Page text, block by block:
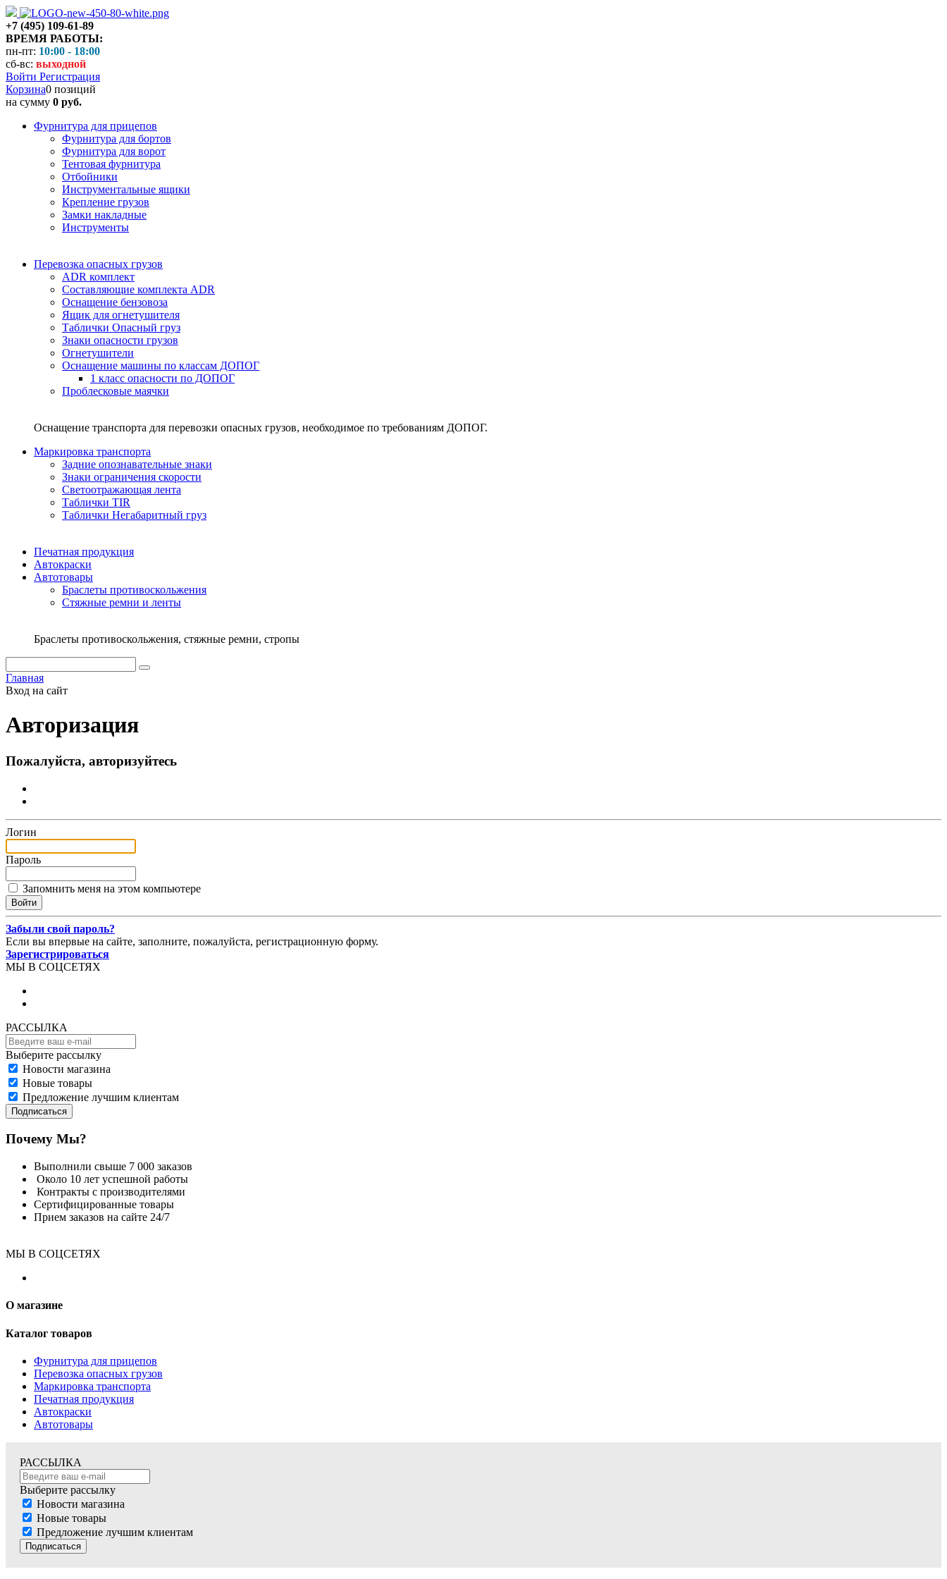
+7 (495) 109-61-89
ВРЕМЯ РАБОТЫ:
пн-пт: 10:00 - 18:00
сб-вс: выходной
Войти Регистрация
Корзина0 позиций
на сумму 0 руб.
Фурнитура для прицепов
Фурнитура для бортов
Фурнитура для ворот
Тентовая фурнитура
Отбойники
Инструментальные ящики
Крепление грузов
Замки накладные
Инструменты
Перевозка опасных грузов
ADR комплект
Составляющие комплекта ADR
Оснащение бензовоза
Ящик для огнетушителя
Таблички Опасный груз
Знаки опасности грузов
Огнетушители
Оснащение машины по классам ДОПОГ
1 класс опасности по ДОПОГ
Проблесковые маячки
Оснащение транспорта для перевозки опасных грузов, необходимое по требованиям ДОПОГ.
Маркировка транспорта
Задние опознавательные знаки
Знаки ограничения скорости
Светоотражающая лента
Таблички TIR
Таблички Негабаритный груз
Печатная продукция
Автокраски
Автотовары
Браслеты противоскольжения
Стяжныe ремни и ленты
Браслеты противоскольжения, стяжные ремни, стропы
Главная
Вход на сайт
Авторизация
Пожалуйста, авторизуйтесь
Логин
Пароль
Запомнить меня на этом компьютере
Забыли свой пароль?
Если вы впервые на сайте, заполните, пожалуйста, регистрационную форму.
Зарегистрироваться
МЫ В СОЦСЕТЯХ
РАССЫЛКА
Выберите рассылку
Новости магазина
Новые товары
Предложение лучшим клиентам
Подписаться
Почему Мы?
Выполнили свыше 7 000 заказов
Около 10 лет успешной работы
Контракты с производителями
Сертифицированные товары
Прием заказов на сайте 24/7
МЫ В СОЦСЕТЯХ
О магазине
Каталог товаров
Фурнитура для прицепов
Перевозка опасных грузов
Маркировка транспорта
Печатная продукция
Автокраски
Автотовары
РАССЫЛКА
Выберите рассылку
Новости магазина
Новые товары
Предложение лучшим клиентам
Подписаться